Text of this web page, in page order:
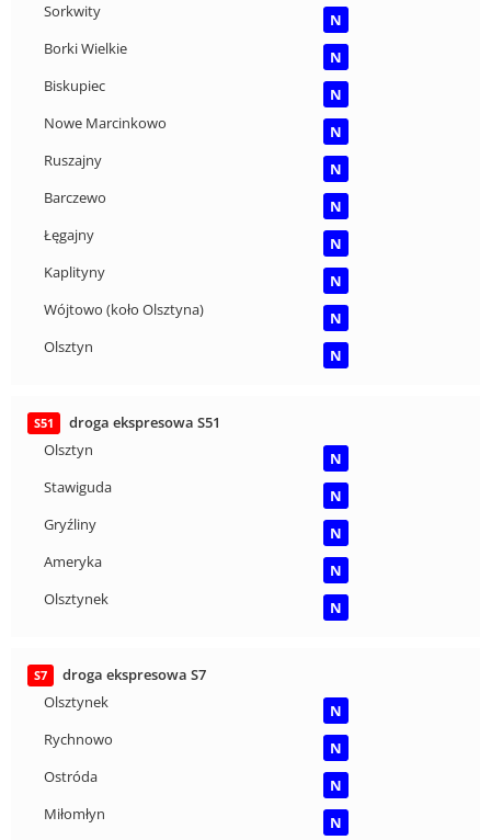
Sorkwity
N
Borki Wielkie
N
Biskupiec
N
Nowe Marcinkowo
N
Ruszajny
N
Barczewo
N
Łęgajny
N
Kaplityny
N
Wójtowo (koło Olsztyna)
N
Olsztyn
N
S51
droga ekspresowa S51
Olsztyn
N
Stawiguda
N
Gryźliny
N
Ameryka
N
Olsztynek
N
S7
droga ekspresowa S7
Olsztynek
N
Rychnowo
N
Ostróda
N
Miłomłyn
N